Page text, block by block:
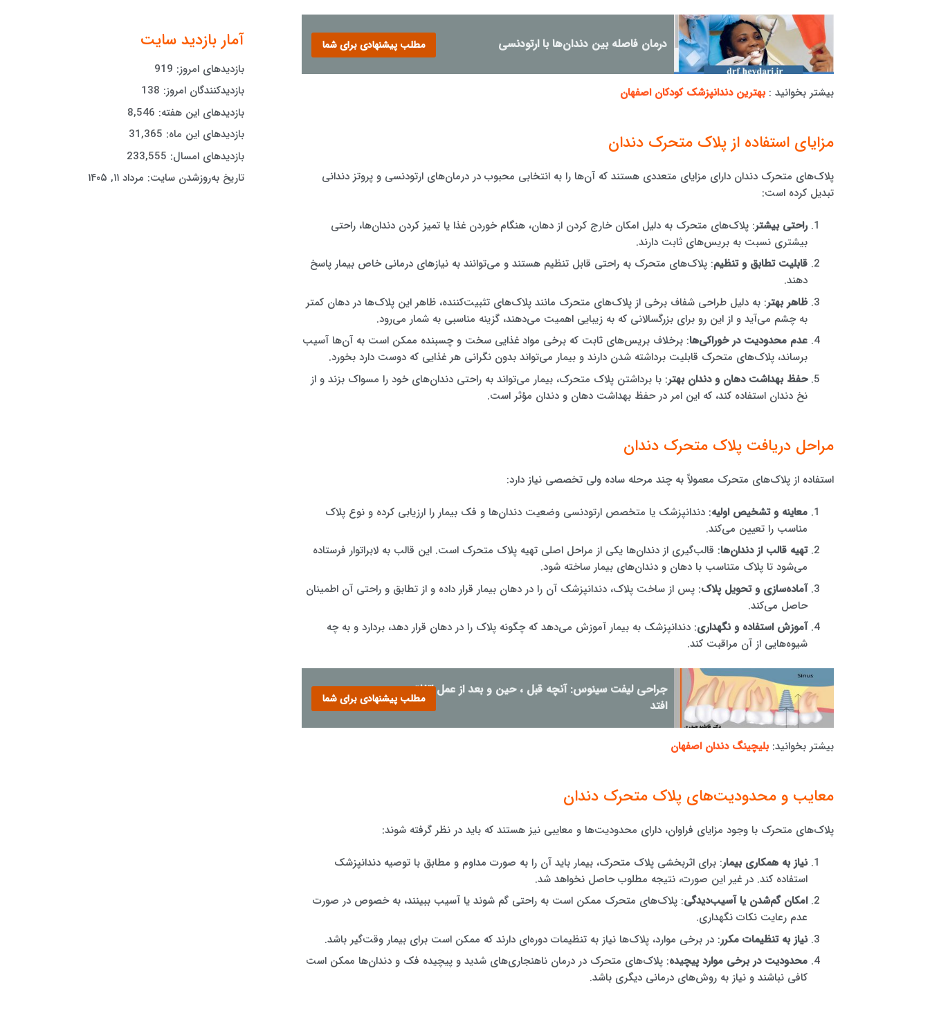
درمان فاصله بین دندان‌ها با ارتودنسی مطلب پیشنهادی برای شما
بیشتر بخوانید : بهترین دندانپزشک کودکان اصفهان
مزایای استفاده از پلاک متحرک دندان
پلاک‌های متحرک دندان دارای مزایای متعددی هستند که آن‌ها را به انتخابی محبوب در درمان‌های ارتودنسی و پروتز دندانی
تبدیل کرده است:
راحتی بیشتر: پلاک‌های متحرک به دلیل امکان خارج کردن از دهان، هنگام خوردن غذا یا تمیز کردن دندان‌ها، راحتی
بیشتری نسبت به بریس‌های ثابت دارند.
قابلیت تطابق و تنظیم: پلاک‌های متحرک به راحتی قابل تنظیم هستند و می‌توانند به نیازهای درمانی خاص بیمار پاسخ
دهند.
ظاهر بهتر: به دلیل طراحی شفاف برخی از پلاک‌های متحرک مانند پلاک‌های تثبیت‌کننده، ظاهر این پلاک‌ها در دهان کمتر
به چشم می‌آید و از این رو برای بزرگسالانی که به زیبایی اهمیت می‌دهند، گزینه مناسبی به شمار می‌رود.
عدم محدودیت در خوراکی‌ها: برخلاف بریس‌های ثابت که برخی مواد غذایی سخت و چسبنده ممکن است به آن‌ها آسیب
برساند، پلاک‌های متحرک قابلیت برداشته شدن دارند و بیمار می‌تواند بدون نگرانی هر غذایی که دوست دارد بخورد.
حفظ بهداشت دهان و دندان بهتر: با برداشتن پلاک متحرک، بیمار می‌تواند به راحتی دندان‌های خود را مسواک بزند و از
نخ دندان استفاده کند، که این امر در حفظ بهداشت دهان و دندان مؤثر است.
مراحل دریافت پلاک متحرک دندان
استفاده از پلاک‌های متحرک معمولاً به چند مرحله ساده ولی تخصصی نیاز دارد:
معاینه و تشخیص اولیه: دندانپزشک یا متخصص ارتودنسی وضعیت دندان‌ها و فک بیمار را ارزیابی کرده و نوع پلاک
مناسب را تعیین می‌کند.
تهیه قالب از دندان‌ها: قالب‌گیری از دندان‌ها یکی از مراحل اصلی تهیه پلاک متحرک است. این قالب به لابراتوار فرستاده
می‌شود تا پلاک متناسب با دهان و دندان‌های بیمار ساخته شود.
آماده‌سازی و تحویل پلاک: پس از ساخت پلاک، دندانپزشک آن را در دهان بیمار قرار داده و از تطابق و راحتی آن اطمینان
حاصل می‌کند.
آموزش استفاده و نگهداری: دندانپزشک به بیمار آموزش می‌دهد که چگونه پلاک را در دهان قرار دهد، بردارد و به چه
شیوه‌هایی از آن مراقبت کند.
جراحی لیفت سینوس: آنچه قبل ، حین و بعد از عمل اتفاق می
افتد
مطلب پیشنهادی برای شما
بیشتر بخوانید:بلیچینگ دندان اصفهان
معایب و محدودیت‌های پلاک متحرک دندان
پلاک‌های متحرک با وجود مزایای فراوان، دارای محدودیت‌ها و معایبی نیز هستند که باید در نظر گرفته شوند:
نیاز به همکاری بیمار: برای اثربخشی پلاک متحرک، بیمار باید آن را به صورت مداوم و مطابق با توصیه دندانپزشک
استفاده کند. در غیر این صورت، نتیجه مطلوب حاصل نخواهد شد.
امکان گم‌شدن یا آسیب‌دیدگی: پلاک‌های متحرک ممکن است به راحتی گم شوند یا آسیب ببینند، به خصوص در صورت
عدم رعایت نکات نگهداری.
نیاز به تنظیمات مکرر: در برخی موارد، پلاک‌ها نیاز به تنظیمات دوره‌ای دارند که ممکن است برای بیمار وقت‌گیر باشد.
محدودیت در برخی موارد پیچیده: پلاک‌های متحرک در درمان ناهنجاری‌های شدید و پیچیده فک و دندان‌ها ممکن است
کافی نباشند و نیاز به روش‌های درمانی دیگری باشد.
آمار بازدید سایت
بازدیدهای امروز: 919
بازدیدکنندگان امروز: 138
بازدیدهای این هفته: 8,546
بازدیدهای این ماه: 31,365
بازدیدهای امسال: 233,555
تاریخ به‌روزشدن سایت: مرداد ۱۱, ۱۴۰۵